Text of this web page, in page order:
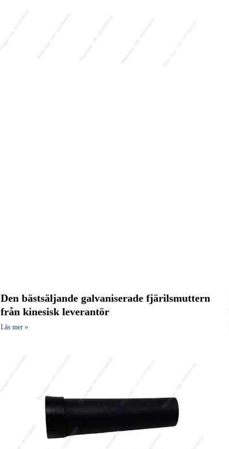
Den bästsäljande galvaniserade fjärilsmuttern
från kinesisk leverantör
Läs mer »